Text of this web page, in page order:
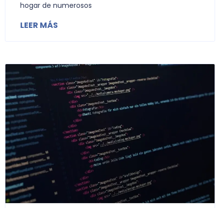
hogar de numerosos
LEER MÁS